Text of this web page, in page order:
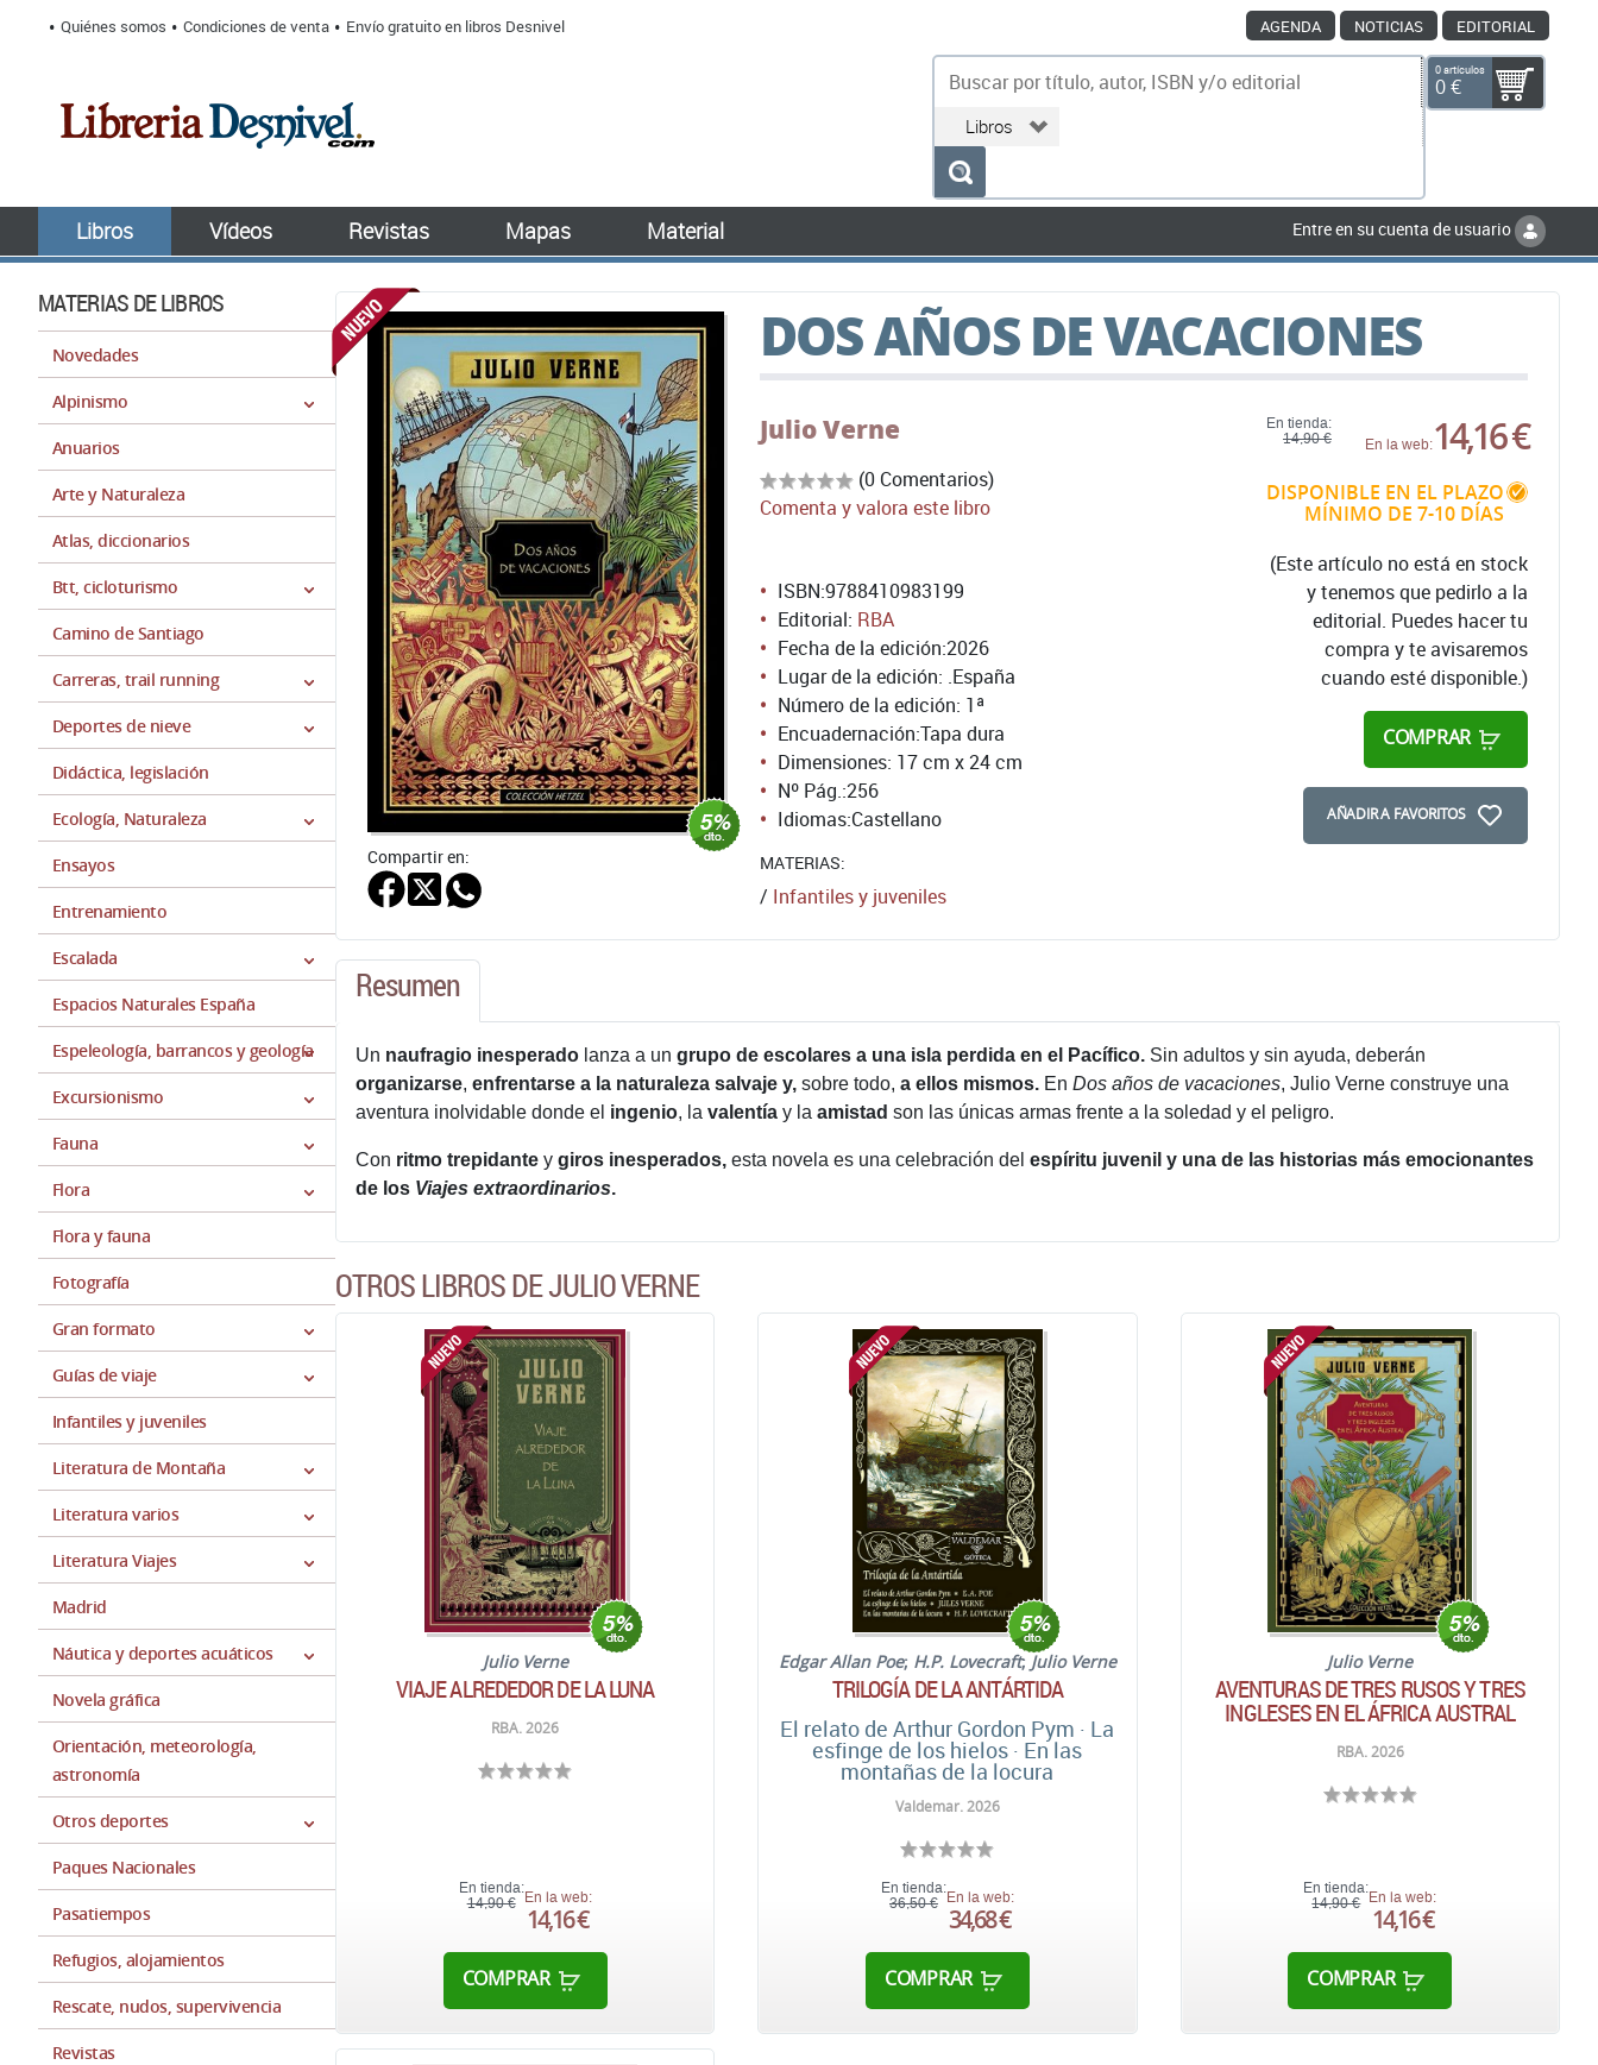
Quiénes somos Condiciones de venta Envío gratuito en libros Desnivel AGENDA NOTICIAS EDITORIAL
0 artículos
0 €
Libros Vídeos Revistas Mapas Material Entre en su cuenta de usuario
MATERIAS DE LIBROS
Novedades
Alpinismo
Anuarios
Arte y Naturaleza
Atlas, diccionarios
Btt, cicloturismo
Camino de Santiago
Carreras, trail running
Deportes de nieve
Didáctica, legislación
Ecología, Naturaleza
Ensayos
Entrenamiento
Escalada
Espacios Naturales España
Espeleología, barrancos y geología
Excursionismo
Fauna
Flora
Flora y fauna
Fotografía
Gran formato
Guías de viaje
Infantiles y juveniles
Literatura de Montaña
Literatura varios
Literatura Viajes
Madrid
Náutica y deportes acuáticos
Novela gráfica
Orientación, meteorología,
astronomía
Otros deportes
Paques Nacionales
Pasatiempos
Refugios, alojamientos
Rescate, nudos, supervivencia
Revistas
DOS AÑOS DE VACACIONES
Compartir en:
Julio Verne
(0 Comentarios)
Comenta y valora este libro
En tienda:
14,90 €
En la web:14,16 €
DISPONIBLE EN EL PLAZO
MÍNIMO DE 7-10 DÍAS
(Este artículo no está en stock
y tenemos que pedirlo a la
editorial. Puedes hacer tu
compra y te avisaremos
cuando esté disponible.)
COMPRAR
AÑADIR A FAVORITOS
ISBN:9788410983199
Editorial: RBA
Fecha de la edición:2026
Lugar de la edición: .España
Número de la edición: 1ª
Encuadernación:Tapa dura
Dimensiones: 17 cm x 24 cm
Nº Pág.:256
Idiomas:Castellano
MATERIAS:
/ Infantiles y juveniles
Resumen
Un naufragio inesperado lanza a un grupo de escolares a una isla perdida en el Pacífico. Sin adultos y sin ayuda, deberán
organizarse, enfrentarse a la naturaleza salvaje y, sobre todo, a ellos mismos. En Dos años de vacaciones, Julio Verne construye una
aventura inolvidable donde el ingenio, la valentía y la amistad son las únicas armas frente a la soledad y el peligro.
Con ritmo trepidante y giros inesperados, esta novela es una celebración del espíritu juvenil y una de las historias más emocionantes
de los Viajes extraordinarios.
OTROS LIBROS DE JULIO VERNE
Julio Verne
VIAJE ALREDEDOR DE LA LUNA
RBA. 2026
En tienda:
14,90 € En la web:
14,16 €
COMPRAR
Edgar Allan Poe; H.P. Lovecraft; Julio Verne
TRILOGÍA DE LA ANTÁRTIDA
El relato de Arthur Gordon Pym · La
esfinge de los hielos · En las
montañas de la locura
Valdemar. 2026
En tienda:
36,50 € En la web:
34,68 €
COMPRAR
Julio Verne
AVENTURAS DE TRES RUSOS Y TRES
INGLESES EN EL ÁFRICA AUSTRAL
RBA. 2026
En tienda:
14,90 €
En la web:
14,16 €
COMPRAR